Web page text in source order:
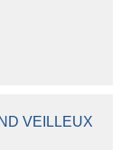
VEILLEUX